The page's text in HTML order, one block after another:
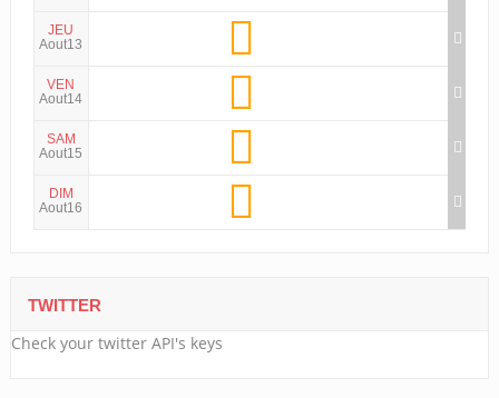
JEU
Aout13
VEN
Aout14
SAM
Aout15
DIM
Aout16
TWITTER
Check your twitter API's keys